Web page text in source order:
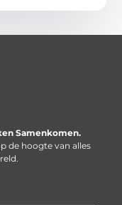
Samenkomen.
de hoogte van alles